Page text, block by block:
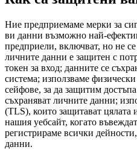
Ние предприемаме мерки за
ви данни възможно най-
предприели, включват, но не
личните данни е защитен с
токен за вход; данните се
система; използваме
сейфове, за да защитим
съхраняват личните данни;
(TLS), които защитават
нашия уебсайт, когато
регистрираме всички
данни.